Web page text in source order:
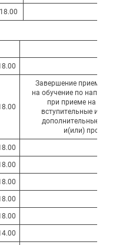
Завершение приема
на обучение по
при приеме на
вступительные
дополнительные
и(или)